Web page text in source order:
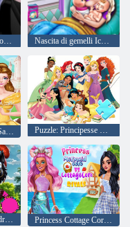
Principessa April Fools Hair Salon Nascita di gemelli Ice Queen
Trucco di bellezza Salva il principe Puzzle: Principesse Disney
Principesse di Quadrobica Princess Cottage Core contro i rivali Sirena Core